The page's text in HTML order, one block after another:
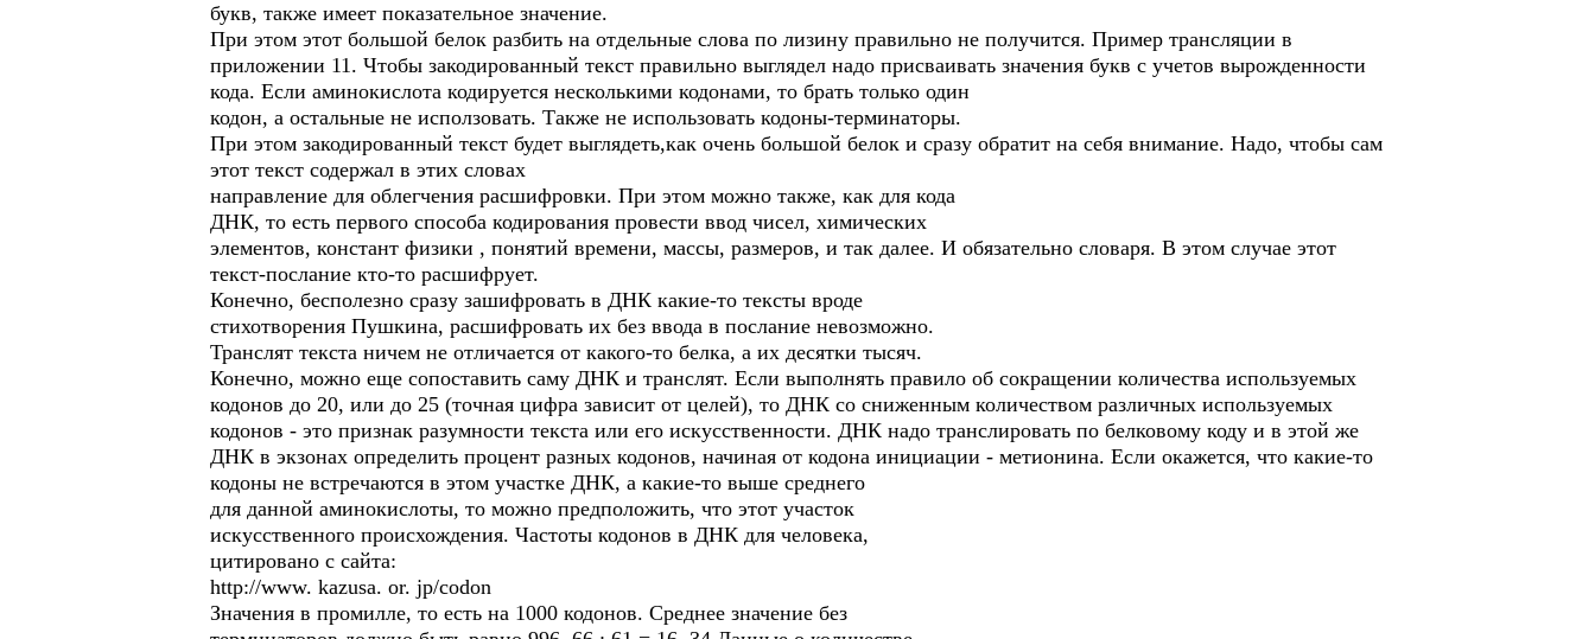
букв, также имеет показательное значение.
При этом этот большой белок разбить на отдельные слова по лизину правильно не получится. Пример трансляции в
приложении 11. Чтобы закодированный текст правильно выглядел надо присваивать значения букв с учетов вырожденности
кода. Если аминокислота кодируется несколькими кодонами, то брать только один
кодон, а остальные не исползовать. Также не использовать кодоны-терминаторы.
При этом закодированный текст будет выглядеть,как очень большой белок и сразу обратит на себя внимание. Надо, чтобы сам
этот текст содержал в этих словах
направление для облегчения расшифровки. При этом можно также, как для кода
ДНК, то есть первого способа кодирования провести ввод чисел, химических
элементов, констант физики , понятий времени, массы, размеров, и так далее. И обязательно словаря. В этом случае этот
текст-послание кто-то расшифрует.
Конечно, бесполезно сразу зашифровать в ДНК какие-то тексты вроде
стихотворения Пушкина, расшифровать их без ввода в послание невозможно.
Транслят текста ничем не отличается от какого-то белка, а их десятки тысяч.
Конечно, можно еще сопоставить саму ДНК и транслят. Если выполнять правило об сокращении количества используемых
кодонов до 20, или до 25 (точная цифра зависит от целей), то ДНК со сниженным количеством различных используемых
кодонов - это признак разумности текста или его искусственности. ДНК надо транслировать по белковому коду и в этой же
ДНК в экзонах определить процент разных кодонов, начиная от кодона инициации - метионина. Если окажется, что какие-то
кодоны не встречаются в этом участке ДНК, а какие-то выше среднего
для данной аминокислоты, то можно предположить, что этот участок
искусственного происхождения. Частоты кодонов в ДНК для человека,
цитировано с сайта:
http://www. kazusa. or. jp/codon
Значения в промилле, то есть на 1000 кодонов. Среднее значение без